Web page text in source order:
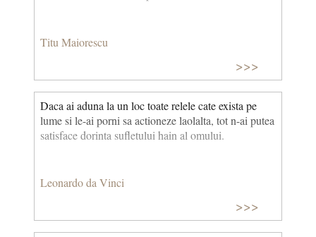
Titu Maiorescu
>>>
Daca ai aduna la un loc toate relele cate exista pe
lume si le-ai porni sa actioneze laolalta, tot n-ai putea
satisface dorinta sufletului hain al omului.
Leonardo da Vinci
>>>